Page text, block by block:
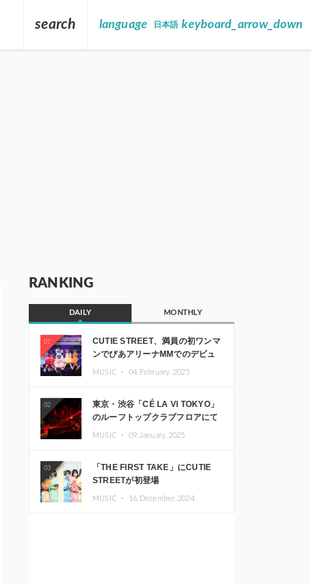
language 日本語 keyboard_arrow_down
search
RANKING
DAILY MONTHLY
01
CUTIE STREET、満員の初ワンマ
ンでぴあアリーナMMでのデビュ
ー1周年ライブ開催を発表
MUSIC ・ 04.February.2025
02
東京・渋谷「CÉ LA VI TOKYO」
のルーフトップクラブフロアにて
音楽イベント「Sky‘s The Limit」
Kza（FORCE OF NATURE）ら日
本を代表するDJ・クリエイターが
出演
MUSIC ・ 09.January.2025
03
「THE FIRST TAKE」にCUTIE
STREETが初登場
MUSIC ・ 16.December.2024